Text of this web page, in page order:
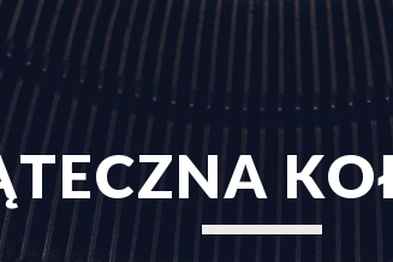
to main content